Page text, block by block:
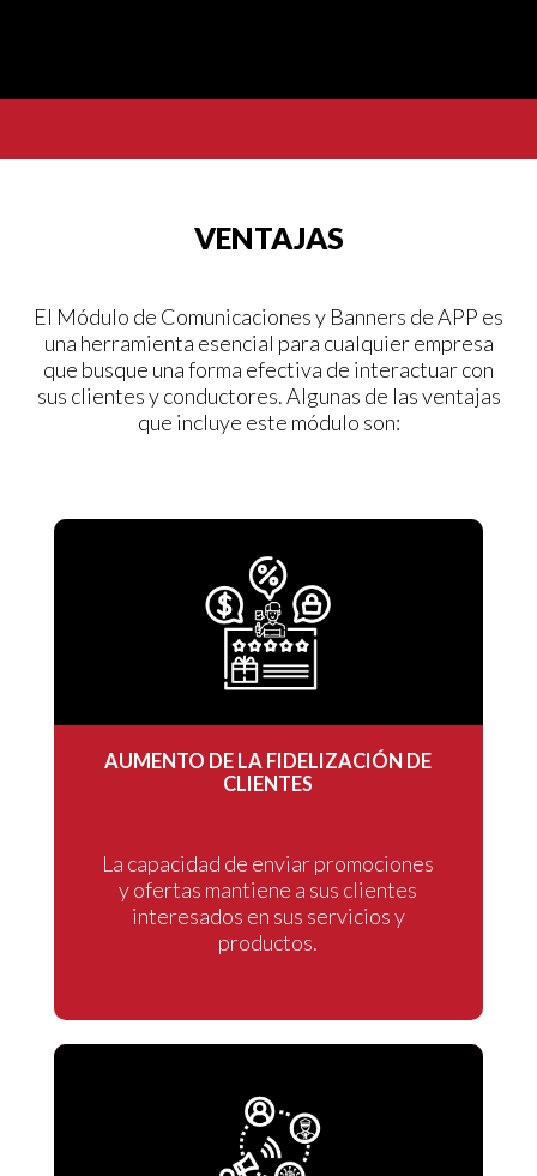
VENTAJAS
El Módulo de Comunicaciones y Banners de APP es
una herramienta esencial para cualquier empresa
que busque una forma efectiva de interactuar con
sus clientes y conductores. Algunas de las ventajas
que incluye este módulo son:
AUMENTO DE LA FIDELIZACIÓN DE
CLIENTES
La capacidad de enviar promociones
y ofertas mantiene a sus clientes
interesados en sus servicios y
productos.